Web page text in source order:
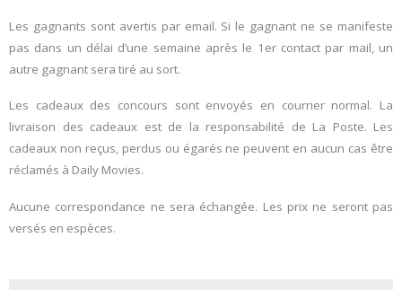
Les gagnants sont avertis par email. Si le gagnant ne se manifeste
pas dans un délai d’une semaine après le 1er contact par mail, un
autre gagnant sera tiré au sort.
Les cadeaux des concours sont envoyés en courrier normal. La
livraison des cadeaux est de la responsabilité de La Poste. Les
cadeaux non reçus, perdus ou égarés ne peuvent en aucun cas être
réclamés à Daily Movies.
Aucune correspondance ne sera échangée. Les prix ne seront pas
versés en espèces.